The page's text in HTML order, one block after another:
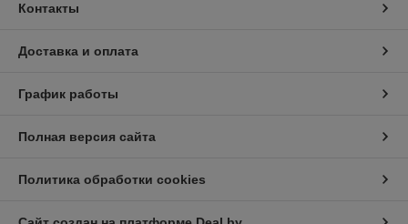
Контакты
Доставка и оплата
График работы
Полная версия сайта
Политика обработки cookies